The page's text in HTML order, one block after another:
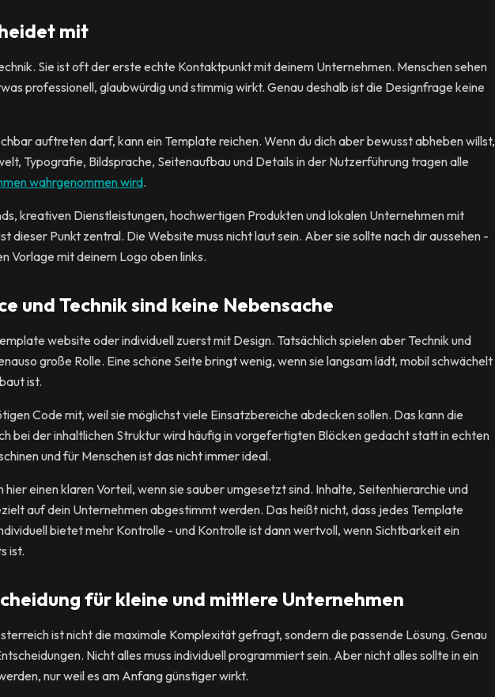
mit
Sie ist oft der erste echte Kontaktpunkt mit deinem Unternehmen. Menschen sehen
professionell, glaubwürdig und stimmig wirkt. Genau deshalb ist die Designfrage keine
auftreten darf, kann ein Template reichen. Wenn du dich aber bewusst abheben willst,
Typografie, Bildsprache, Seitenaufbau und Details in der Nutzerführung tragen alle
wahrgenommen wird.
kreativen Dienstleistungen, hochwertigen Produkten und lokalen Unternehmen mit
dieser Punkt zentral. Die Website muss nicht laut sein. Aber sie sollte nach dir aussehen -
Vorlage mit deinem Logo oben links.
und Technik sind keine Nebensache
website oder individuell zuerst mit Design. Tatsächlich spielen aber Technik und
große Rolle. Eine schöne Seite bringt wenig, wenn sie langsam lädt, mobil schwächelt
ist.
Code mit, weil sie möglichst viele Einsatzbereiche abdecken sollen. Das kann die
bei der inhaltlichen Struktur wird häufig in vorgefertigten Blöcken gedacht statt in echten
und für Menschen ist das nicht immer ideal.
hier einen klaren Vorteil, wenn sie sauber umgesetzt sind. Inhalte, Seitenhierarchie und
auf dein Unternehmen abgestimmt werden. Das heißt nicht, dass jedes Template
bietet mehr Kontrolle - und Kontrolle ist dann wertvoll, wenn Sichtbarkeit ein
ist.
für kleine und mittlere Unternehmen
ist nicht die maximale Komplexität gefragt, sondern die passende Lösung. Genau
Nicht alles muss individuell programmiert sein. Aber nicht alles sollte in ein
nur weil es am Anfang günstiger wirkt.